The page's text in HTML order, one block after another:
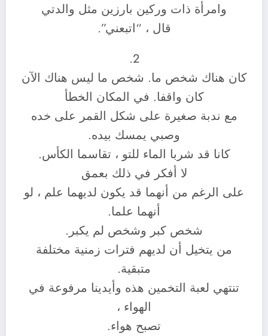
وامرأة ذات وركين بارزين مثل والدتي
قال ، “اتبعني”.
2.
كان هناك شخص ما. شخص ما ليس هناك الآن
كان واقفا. في المكان الخطأ
مع ندبة صغيرة على شكل القمر على خده
وصبي يمسك بيده.
كانا قد شربا الماء للتو ، تقاسما الكأس.
لا أفكر في ذلك بعمق
على الرغم من أنهما قد يكون لديهما علم ، لو
أنهما علما.
شخص كبر وشخص لم يكبر.
من يتخيل أن لديهم فترات زمنية مختلفة
متبقية.
تنتهي لعبة التخمين هذه وأيدينا مرفوعة في
الهواء ،
تصبح هواء.